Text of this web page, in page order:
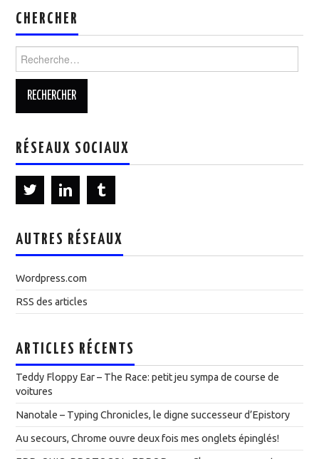
CHERCHER
Rechercher :
RÉSEAUX SOCIAUX
AUTRES RÉSEAUX
Wordpress.com
RSS des articles
ARTICLES RÉCENTS
Teddy Floppy Ear – The Race: petit jeu sympa de course de
voitures
Nanotale – Typing Chronicles, le digne successeur d’Epistory
Au secours, Chrome ouvre deux fois mes onglets épinglés!